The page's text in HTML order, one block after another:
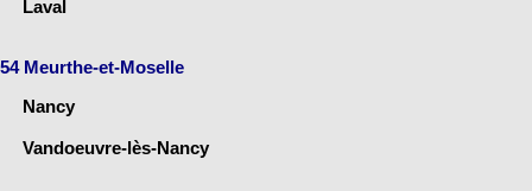
Laval
54 Meurthe-et-Moselle
Nancy
Vandoeuvre-lès-Nancy